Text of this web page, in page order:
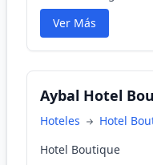
Ver Más
Aybal Hotel
Hoteles
Hotel
Hotel Boutique